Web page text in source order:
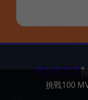
挑戰100